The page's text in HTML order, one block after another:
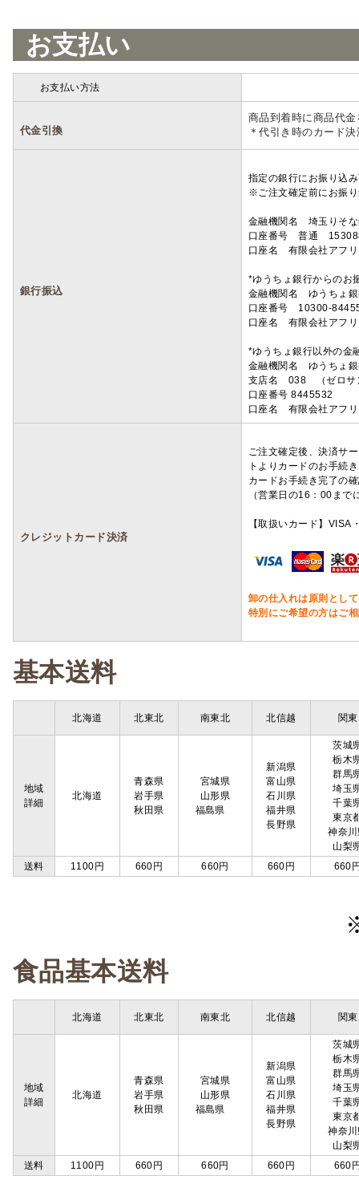
お支払い
お支払い方法
代金引換
商品到着時に商品代
＊代引き時のカード
銀行振込
指定の銀行にお振り込
※ご注文確定前にお振
金融機関名 埼玉りそ
口座番号 普通
口座名 有限会社アフ
*ゆうちょ銀行からのお
金融機関名 ゆうちょ
口座番号 10300-
口座名 有限会社アフ
*ゆうちょ銀行以外の金
金融機関名 ゆうちょ
支店名 038 （ゼロサ
口座番号 8445532
口座名 有限会社アフ
クレジットカード決済
ご注文確定後、決済サ
トよりカードのお手続
カードお手続き完了の
（営業日の16：00ま
【取扱いカード】
卸の仕入れは原則とし
特別にご希望の方はご
基本送料
北海道 北東北 南東北 北信越 関東
地域
詳細
北海道
青森県
岩手県
秋田県
宮城県
山形県
福島県
新潟県
富山県
石川県
福井県
長野県
茨城
栃木
群馬
埼玉
千葉
東京
神奈
山梨
送料
1100円 660円 660円 660円 660
食品基本送料
北海道 北東北 南東北 北信越 関東
地域
詳細
北海道
青森県
岩手県
秋田県
宮城県
山形県
福島県
新潟県
富山県
石川県
福井県
長野県
茨城
栃木
群馬
埼玉
千葉
東京
神奈
山梨
送料
1100円 660円 660円 660円 660